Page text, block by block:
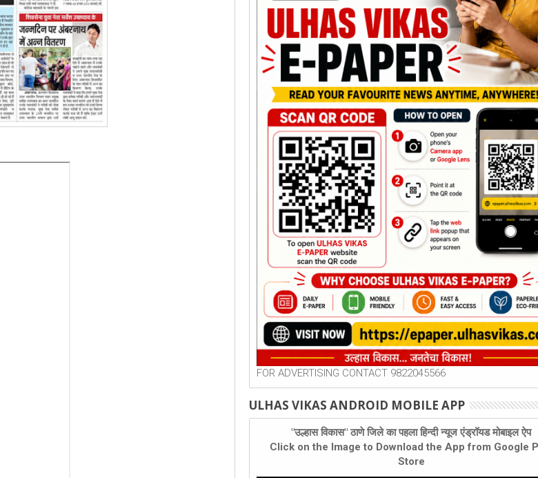
FOR ADVERTISING CONTACT 9822045566
ULHAS VIKAS ANDROID MOBILE APP
"उल्हास विकास" ठाणे जिले का पहला हिन्दी न्यूज एंड्रॉयड मोबाइल ऐप
Click on the Image to Download the App from Google
Store